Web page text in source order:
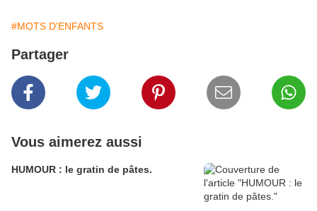
#MOTS D'ENFANTS
Partager
Vous aimerez aussi
HUMOUR : le gratin de pâtes.